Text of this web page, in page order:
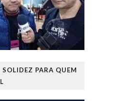
PARA QUEM